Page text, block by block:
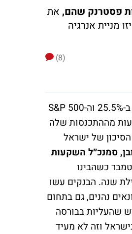
פסטרנק שהם, את
מניית אנרגיה
(8)
שוקי המניות בארץ ובארה"ב בדרך לסגור עוד שנה חזקה - מדד ת"א 35 עלה השנה ב-25.5% וה-S&P 500
מההתכנסות שלה
של ישראל
סמנכ״ל השקעות
כשהבינו
שנה. הבנקים עשו
נהנים, גם בתחום
שהעליות בבורסה
וזה לא מעיד